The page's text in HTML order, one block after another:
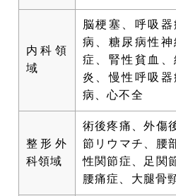
内科領
域
脳梗塞、呼吸
病、糖尿病性
症、腎性貧血
炎、慢性呼吸
病、心不全
整形外
科領域
術後疼痛、外傷
節リウマチ、腰
性関節症、足関
腰痛症、大腿骨